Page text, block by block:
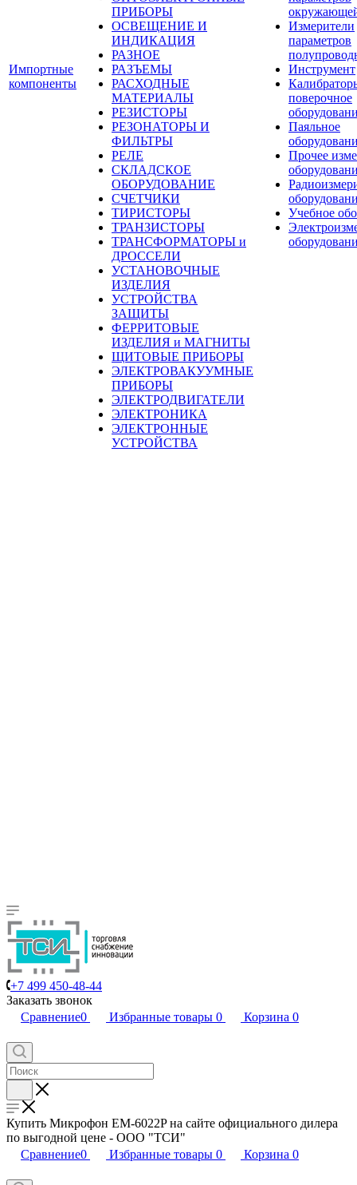
Импортные
компоненты
ПРИБОРЫ
ОСВЕЩЕНИЕ И
ИНДИКАЦИЯ
РАЗНОЕ
РАЗЪЕМЫ
РАСХОДНЫЕ
МАТЕРИАЛЫ
РЕЗИСТОРЫ
РЕЗОНАТОРЫ И
ФИЛЬТРЫ
РЕЛЕ
СКЛАДСКОЕ
ОБОРУДОВАНИЕ
СЧЕТЧИКИ
ТИРИСТОРЫ
ТРАНЗИСТОРЫ
ТРАНСФОРМАТОРЫ и
ДРОССЕЛИ
УСТАНОВОЧНЫЕ
ИЗДЕЛИЯ
УСТРОЙСТВА
ЗАЩИТЫ
ФЕРРИТОВЫЕ
ИЗДЕЛИЯ и МАГНИТЫ
ЩИТОВЫЕ ПРИБОРЫ
ЭЛЕКТРОВАКУУМНЫЕ
ПРИБОРЫ
ЭЛЕКТРОДВИГАТЕЛИ
ЭЛЕКТРОНИКА
ЭЛЕКТРОННЫЕ
УСТРОЙСТВА
Измерители
параметров
Инструмент
поверочное
Паяльное
Прочее
Учебное
+7 499 450-48-44
Заказать звонок
Сравнение0 Избранные товары 0 Корзина 0
Купить Микрофон EM-6022P на сайте официального дилера
по выгодной цене - ООО "ТСИ"
Сравнение0 Избранные товары 0 Корзина 0